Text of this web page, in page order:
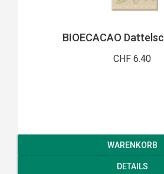
BIOECACAO
CHF 6.40
WARENKORB
DETAILS